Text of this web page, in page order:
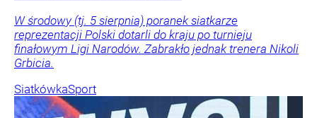
W środowy (tj. 5 sierpnia) poranek siatkarze
reprezentacji Polski dotarli do kraju po turnieju
finałowym Ligi Narodów. Zabrakło jednak trenera Nikoli
Grbicia.
SiatkówkaSport